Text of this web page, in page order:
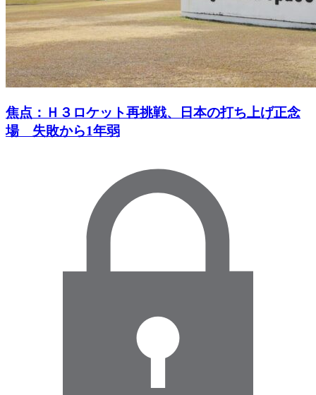
焦点：Ｈ３ロケット再挑戦、日本の打ち上げ正念
場 失敗から1年弱